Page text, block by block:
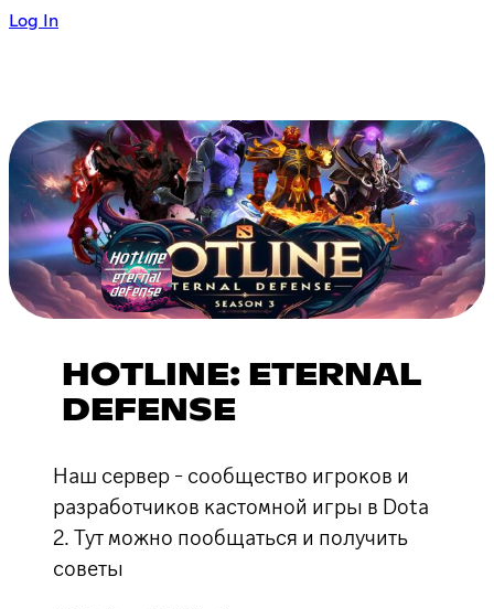
Log In
HOTLINE: ETERNAL
DEFENSE
Наш сервер - сообщество игроков и
разработчиков кастомной игры в Dota
2. Тут можно пообщаться и получить
советы